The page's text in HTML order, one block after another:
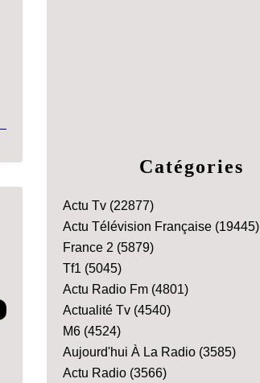
Catégories
Actu Tv (22877)
Actu Télévision Française (19445)
France 2 (5879)
Tf1 (5045)
Actu Radio Fm (4801)
Actualité Tv (4540)
M6 (4524)
Aujourd'hui À La Radio (3585)
Actu Radio (3566)